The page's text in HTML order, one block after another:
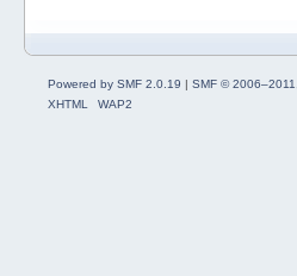
Powered by SMF 2.0.19 | SMF ©
XHTML
WAP2